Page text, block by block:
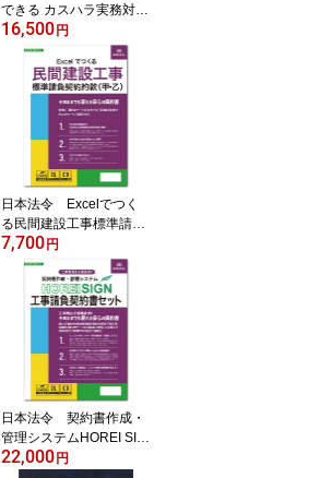
できる カスハラ実務対
策 書式テンプレート23
0 講師：ホライズンパ
ートナーズ法律事務所
弁護士 荒井里佳
16,500円
日本法令 Excelでつく
る民間建設工事標準請負
契約約款（甲・乙） 建設
23-D みらい総合法律事
務所 弁護士 水村元晴監
7,700円
日本法令 契約書作成・
管理システムHOREI SIG
N工事請負契約書セット
22,000円